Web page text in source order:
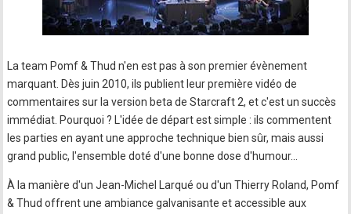
La team Pomf & Thud n'en est pas à son premier évènement
marquant. Dès juin 2010, ils publient leur première vidéo de
commentaires sur la version beta de Starcraft 2, et c'est un succès
immédiat. Pourquoi ? L'idée de départ est simple : ils commentent
les parties en ayant une approche technique bien sûr, mais aussi
grand public, l'ensemble doté d'une bonne dose d'humour...
À la manière d'un Jean-Michel Larqué ou d'un Thierry Roland, Pomf
& Thud offrent une ambiance galvanisante et accessible aux